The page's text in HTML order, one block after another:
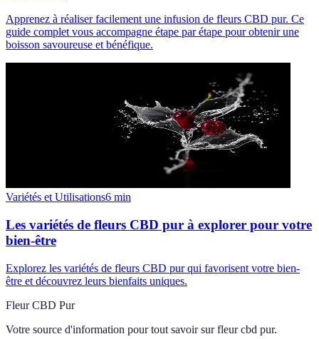
Apprenez à réaliser facilement une infusion de fleurs CBD pur. Ce
guide complet vous accompagne étape par étape pour obtenir une
boisson savoureuse et bénéfique.
Variétés et Utilisations6 min
Les variétés de fleurs CBD pur à explorer pour votre
bien-être
Explorez les variétés de fleurs CBD pur qui favorisent votre bien-
être et découvrez leurs bienfaits uniques.
Fleur CBD Pur
Votre source d'information pour tout savoir sur fleur cbd pur.